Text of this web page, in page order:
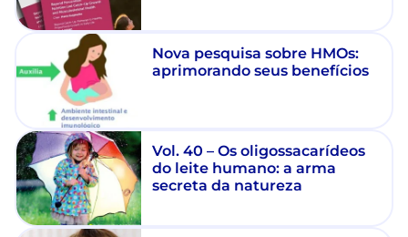
Nova pesquisa sobre HMOs:
aprimorando seus benefícios
Vol. 40 – Os oligossacarídeos
do leite humano: a arma
secreta da natureza